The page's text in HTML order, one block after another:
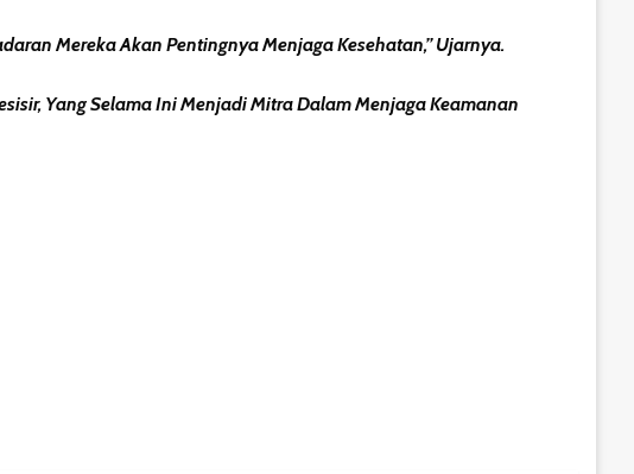
Mereka Akan Pentingnya Menjaga Kesehatan,” Ujarnya.
Yang Selama Ini Menjadi Mitra Dalam Menjaga Keamanan